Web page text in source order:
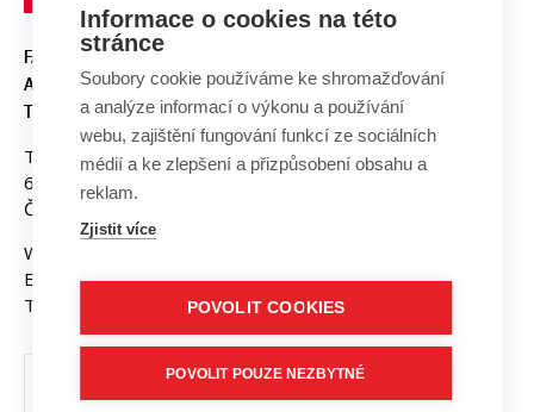
FAKULTA ELEKTROTECHNIKY
A KOMUNIKAČNÍCH
TECHNOLOGIÍ, VUT V BRNĚ
Technická 3058/10
616 00 Brno
Česká republika
Web:
E-mail:fekt-info@vut.cz
Tel: +420 541 141 111
Informace o cookies na této
stránce
Soubory cookie používáme ke shromažďování
a analýze informací o výkonu a používání
webu, zajištění fungování funkcí ze sociálních
médií a ke zlepšení a přizpůsobení obsahu a
reklam.
Zjistit více
POVOLIT COOKIES
POVOLIT POUZE NEZBYTNÉ